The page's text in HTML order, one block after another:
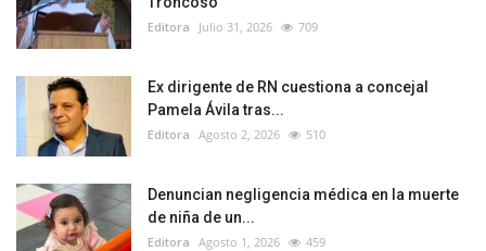
Editora Julio 31, 2026 709
Ex dirigente de RN cuestiona a concejal
Pamela Ávila tras...
Editora Agosto 2, 2026 510
Denuncian negligencia médica en la muerte
de niña de un...
Editora Agosto 1, 2026 459